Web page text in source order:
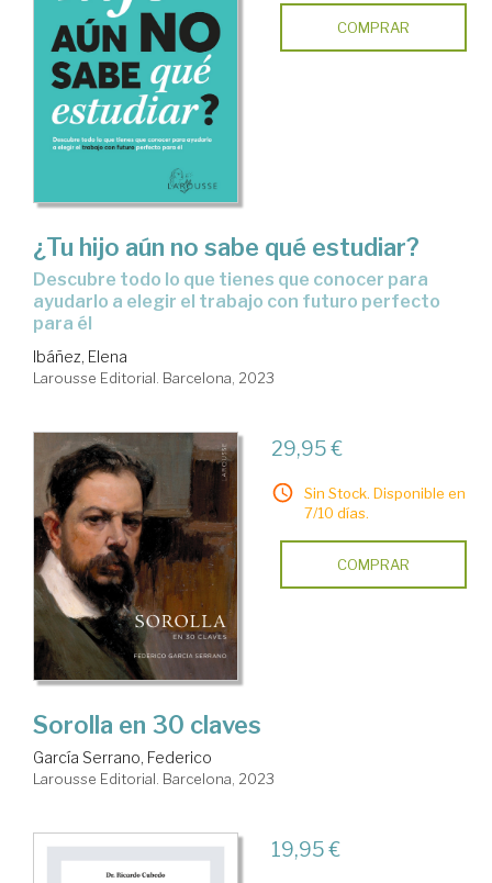
COMPRAR
¿Tu hijo aún no sabe qué estudiar?
descubre todo lo que tienes que conocer para
ayudarlo a elegir el trabajo con futuro perfecto
para él
Ibáñez, Elena
Larousse Editorial. Barcelona, 2023
29,95 €
Sin Stock. Disponible en
7/10 días.
COMPRAR
Sorolla en 30 claves
García Serrano, Federico
Larousse Editorial. Barcelona, 2023
19,95 €